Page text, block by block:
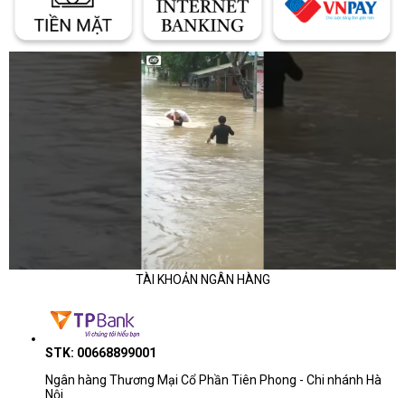
TÀI KHOẢN NGÂN HÀNG
STK: 00668899001
Ngân hàng Thương Mại Cổ Phần Tiên Phong - Chi nhánh Hà
Nội